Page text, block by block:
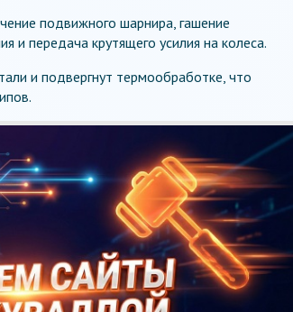
подвижного шарнира, гашение
и передача крутящего усилия на колеса.
и подвергнут термообработке, что